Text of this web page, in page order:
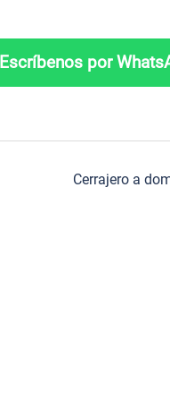
Escríbenos por
Cerrajero a